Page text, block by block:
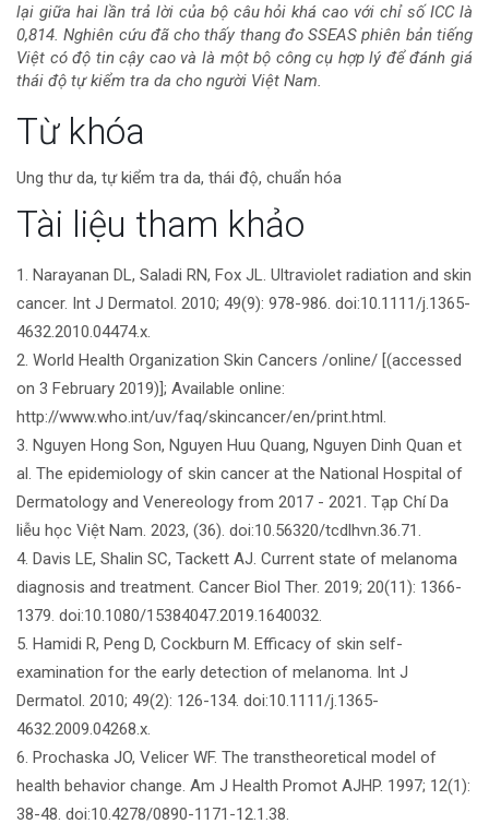
lại giữa hai lần trả lời của bộ câu hỏi khá cao với chỉ số ICC là
0,814. Nghiên cứu đã cho thấy thang đo SSEAS phiên bản tiếng
Việt có độ tin cậy cao và là một bộ công cụ hợp lý để đánh giá
thái độ tự kiểm tra da cho người Việt Nam.
Chi
tiết
bài
viết
Từ khóa
Ung thư da, tự kiểm tra da, thái độ, chuẩn hóa
Tài liệu tham khảo
1. Narayanan DL, Saladi RN, Fox JL. Ultraviolet radiation and skin
cancer. Int J Dermatol. 2010; 49(9): 978-986. doi:10.1111/j.1365-
4632.2010.04474.x.
2. World Health Organization Skin Cancers /online/ [(accessed
on 3 February 2019)]; Available online:
http://www.who.int/uv/faq/skincancer/en/print.html.
3. Nguyen Hong Son, Nguyen Huu Quang, Nguyen Dinh Quan et
al. The epidemiology of skin cancer at the National Hospital of
Dermatology and Venereology from 2017 - 2021. Tạp Chí Da
liễu học Việt Nam. 2023, (36). doi:10.56320/tcdlhvn.36.71.
4. Davis LE, Shalin SC, Tackett AJ. Current state of melanoma
diagnosis and treatment. Cancer Biol Ther. 2019; 20(11): 1366-
1379. doi:10.1080/15384047.2019.1640032.
5. Hamidi R, Peng D, Cockburn M. Efficacy of skin self-
examination for the early detection of melanoma. Int J
Dermatol. 2010; 49(2): 126-134. doi:10.1111/j.1365-
4632.2009.04268.x.
6. Prochaska JO, Velicer WF. The transtheoretical model of
health behavior change. Am J Health Promot AJHP. 1997; 12(1):
38-48. doi:10.4278/0890-1171-12.1.38.